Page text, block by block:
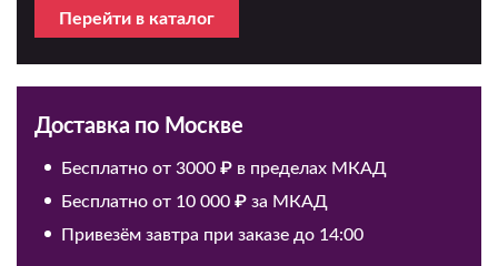
Перейти в каталог
Доставка по Москве
Бесплатно от 3000 ₽ в пределах МКАД
Бесплатно от 10 000 ₽ за МКАД
Привезём завтра при заказе до 14:00